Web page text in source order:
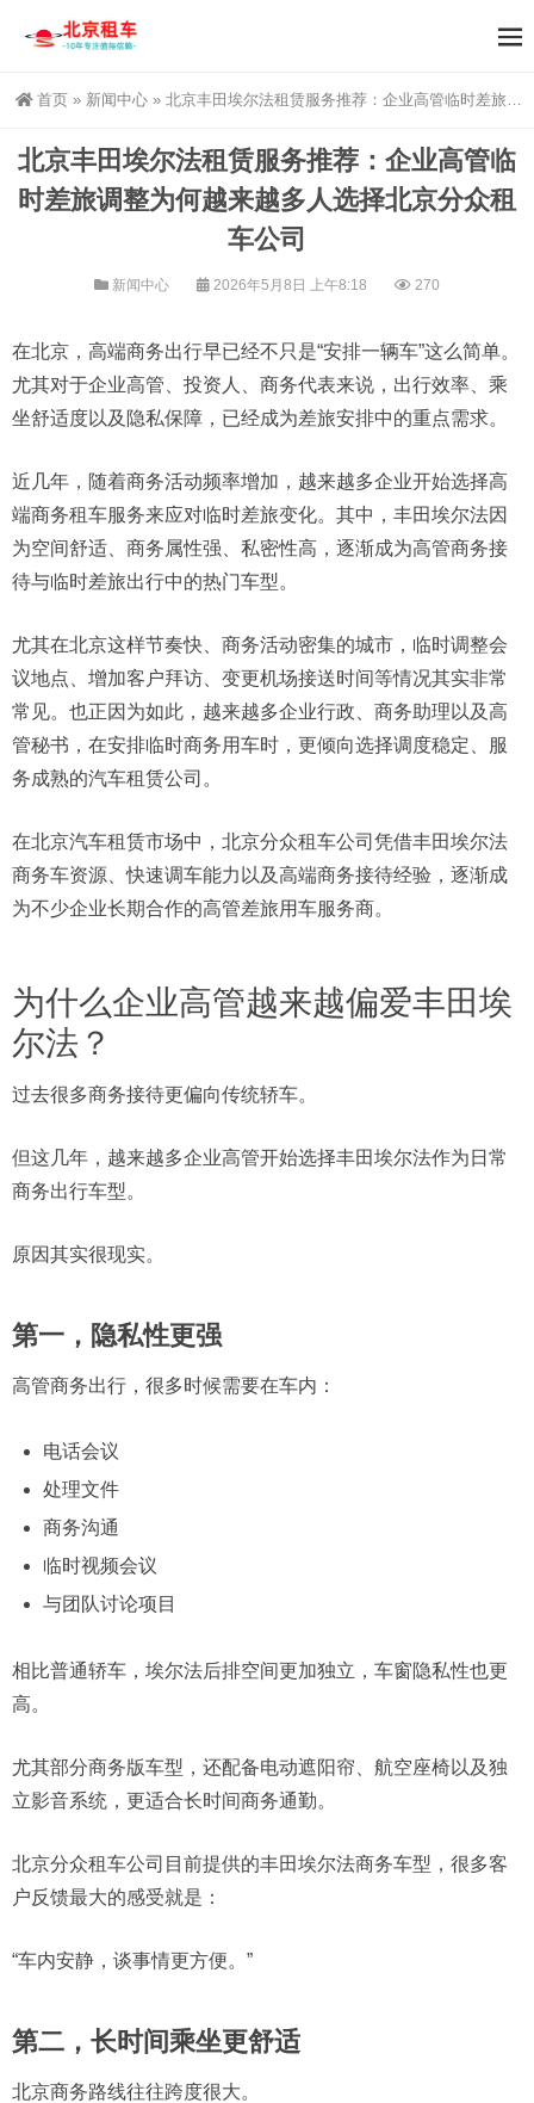
首页 » 新闻中心 » 北京丰田埃尔法租赁服务推荐：企业高管临时差旅调整为何越来越多人选择北京分众租车公司
北京丰田埃尔法租赁服务推荐：企业高管临
时差旅调整为何越来越多人选择北京分众租
车公司
新闻中心 2026年5月8日 上午8:18 270
在北京，高端商务出行早已经不只是“安排一辆车”这么简单。
尤其对于企业高管、投资人、商务代表来说，出行效率、乘
坐舒适度以及隐私保障，已经成为差旅安排中的重点需求。
近几年，随着商务活动频率增加，越来越多企业开始选择高
端商务租车服务来应对临时差旅变化。其中，丰田埃尔法因
为空间舒适、商务属性强、私密性高，逐渐成为高管商务接
待与临时差旅出行中的热门车型。
尤其在北京这样节奏快、商务活动密集的城市，临时调整会
议地点、增加客户拜访、变更机场接送时间等情况其实非常
常见。也正因为如此，越来越多企业行政、商务助理以及高
管秘书，在安排临时商务用车时，更倾向选择调度稳定、服
务成熟的汽车租赁公司。
在北京汽车租赁市场中，北京分众租车公司凭借丰田埃尔法
商务车资源、快速调车能力以及高端商务接待经验，逐渐成
为不少企业长期合作的高管差旅用车服务商。
为什么企业高管越来越偏爱丰田埃
尔法？
过去很多商务接待更偏向传统轿车。
但这几年，越来越多企业高管开始选择丰田埃尔法作为日常
商务出行车型。
原因其实很现实。
第一，隐私性更强
高管商务出行，很多时候需要在车内：
电话会议
处理文件
商务沟通
临时视频会议
与团队讨论项目
相比普通轿车，埃尔法后排空间更加独立，车窗隐私性也更
高。
尤其部分商务版车型，还配备电动遮阳帘、航空座椅以及独
立影音系统，更适合长时间商务通勤。
北京分众租车公司目前提供的丰田埃尔法商务车型，很多客
户反馈最大的感受就是：
“车内安静，谈事情更方便。”
第二，长时间乘坐更舒适
北京商务路线往往跨度很大。